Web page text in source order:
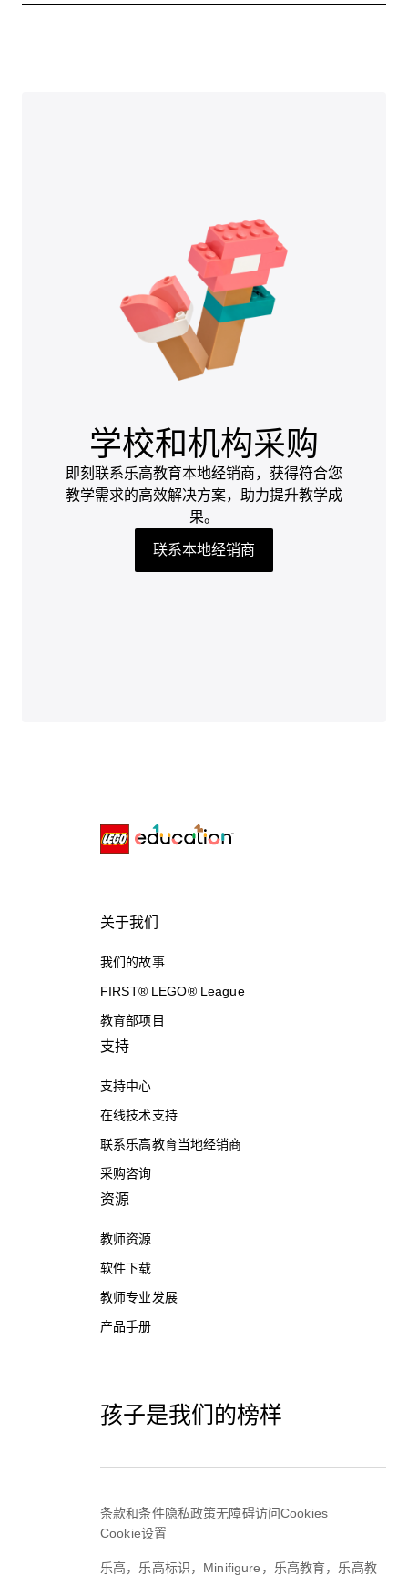
学校和机构采购
即刻联系乐高教育本地经销商，获得符合您
教学需求的高效解决方案，助力提升教学成
果。
联系本地经销商
关于我们
我们的故事
FIRST® LEGO® League
教育部项目
支持
支持中心
在线技术支持
联系乐高教育当地经销商
采购咨询
资源
教师资源
软件下载
教师专业发展
产品手册
孩子是我们的榜样
条款和条件隐私政策无障碍访问Cookies
Cookie设置
乐高，乐高标识，Minifigure，乐高教育，乐高教